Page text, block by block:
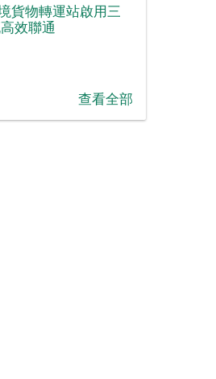
貨物轉運站啟用三
效聯通
查看全部